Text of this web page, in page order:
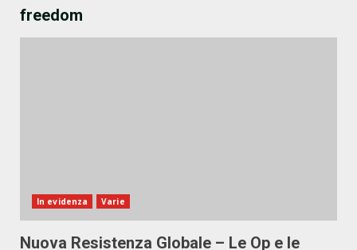
freedom
In evidenza Varie
Nuova Resistenza Globale – Le Op e le